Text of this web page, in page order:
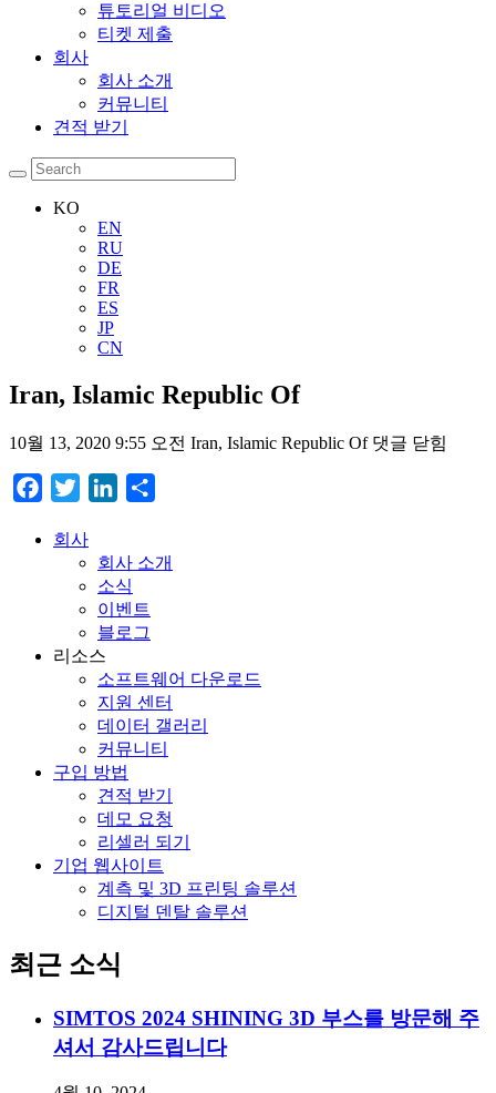
튜토리얼 비디오
티켓 제출
회사
회사 소개
커뮤니티
견적 받기
KO
EN
RU
DE
FR
ES
JP
CN
Iran, Islamic Republic Of
10월 13, 2020 9:55 오전 Iran, Islamic Republic Of댓글 닫힘
Facebook
Twitter LinkedIn
회사
회사 소개
소식
이벤트
블로그
리소스
소프트웨어 다운로드
지원 센터
데이터 갤러리
커뮤니티
구입 방법
견적 받기
데모 요청
리셀러 되기
기업 웹사이트
계측 및 3D 프린팅 솔루션
디지털 덴탈 솔루션
최근 소식
SIMTOS 2024 SHINING 3D 부스를 방문해 주
셔서 감사드립니다